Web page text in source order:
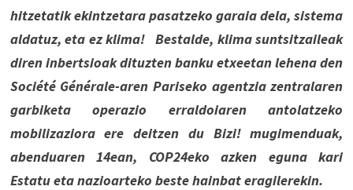
hitzetatik ekintzetara pasatzeko garaia dela, sistema
aldatuz, eta ez klima! Bestalde, klima suntsitzaileak
diren inbertsioak dituzten banku etxeetan lehena den
Société Générale-aren Pariseko agentzia zentralaren
garbiketa operazio erraldoiaren antolatzeko
mobilizaziora ere deitzen du Bizi! mugimenduak,
abenduaren 14ean, COP24eko azken eguna kari
Estatu eta nazioarteko beste hainbat eragilerekin.